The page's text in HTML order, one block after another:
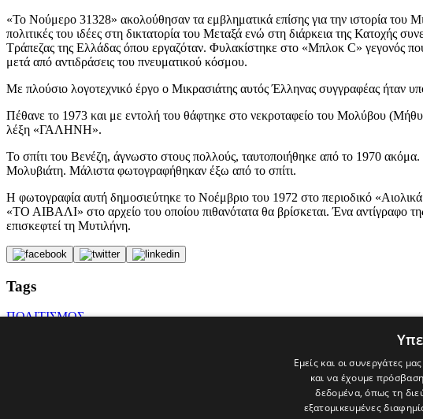
«Το Νούμερο 31328» ακολούθησαν τα εμβληματικά επίσης για την ιστορία του
πολιτικές του ιδέες στη δικτατορία του Μεταξά ενώ στη διάρκεια της Κατοχής
Τράπεζας της Ελλάδας όπου εργαζόταν. Φυλακίστηκε στο «Μπλοκ C» γεγονός
μετά από αντιδράσεις του πνευματικού κόσμου.
Με πλούσιο λογοτεχνικό έργο ο Μικρασιάτης αυτός Έλληνας συγγραφέας ήταν
Πέθανε το 1973 και με εντολή του θάφτηκε στο νεκροταφείο του Μολύβου
λέξη «ΓΑΛΗΝΗ».
Το σπίτι του Βενέζη, άγνωστο στους πολλούς, ταυτοποιήθηκε από το 1970
Μολυβιάτη. Μάλιστα φωτογραφήθηκαν έξω από το σπίτι.
Η φωτογραφία αυτή δημοσιεύτηκε το Νοέμβριο του 1972 στο περιοδικό
«ΤΟ ΑΙΒΑΛΙ» στο αρχείο του οποίου πιθανότατα θα βρίσκεται. Ένα αντίγραφο
επισκεφτεί τη Μυτιλήνη.
Tags
ΠΟΛΙΤΙΣΜΟΣ
Εμείς και οι συνεργάτες
και να έχουμε
δεδομένα, όπως τη
εξατομικευμένες